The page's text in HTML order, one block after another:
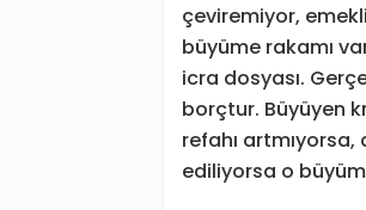
çeviremiyor,
büyüme rakamı
icra dosyası.
borçtur. Büyüyen
refahı
ediliyorsa o